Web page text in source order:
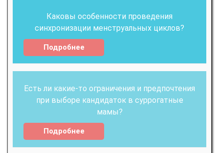
Каковы особенности проведения
синхронизации менструальных циклов?
Подробнее
Есть ли какие-то ограничения и предпочтения
при выборе кандидаток в суррогатные
мамы?
Подробнее